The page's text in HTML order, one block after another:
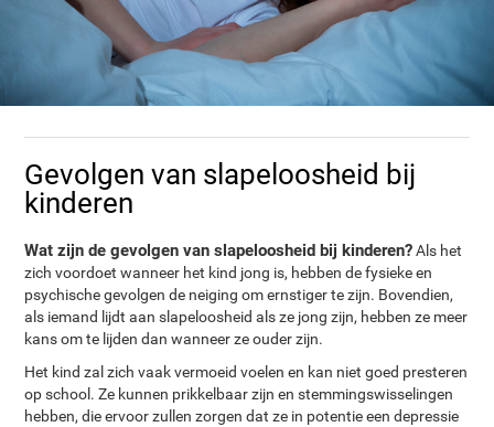
Gevolgen van slapeloosheid bij
kinderen
Wat zijn de gevolgen van slapeloosheid bij kinderen?Als het
zich voordoet wanneer het kind jong is, hebben de fysieke en
psychische gevolgen de neiging om ernstiger te zijn. Bovendien,
als iemand lijdt aan slapeloosheid als ze jong zijn, hebben ze meer
kans om te lijden dan wanneer ze ouder zijn.
Het kind zal zich vaak vermoeid voelen en kan niet goed presteren
op school. Ze kunnen prikkelbaar zijn en stemmingswisselingen
hebben, die ervoor zullen zorgen dat ze in potentie een depressie